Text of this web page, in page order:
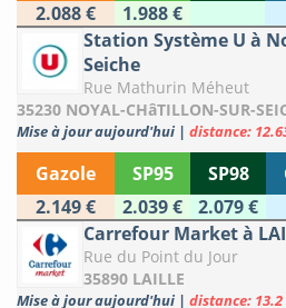
2.088 €
1.988 €
Station Système U à
Seiche
Rue Mathurin Méheut
35230 NOYAL-CHâTILLON-SUR-
Mise à jour aujourd'hui | distance:
Gazole SP95 SP98
2.149 €
2.039 € 2.079 €
Carrefour Market à
Rue du Point du Jour
35890 LAILLE
Mise à jour aujourd'hui | distance: 13.2